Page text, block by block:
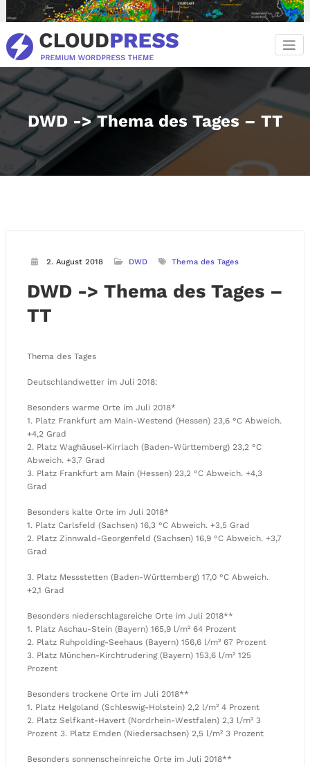
Inhalt
springen
DWD -> Thema des Tages – TT
2. August 2018 DWD Thema des Tages
DWD -> Thema des Tages –
TT
Thema des Tages
Deutschlandwetter im Juli 2018:
Besonders warme Orte im Juli 2018*
1. Platz Frankfurt am Main-Westend (Hessen) 23,6 °C Abweich.
+4,2 Grad
2. Platz Waghäusel-Kirrlach (Baden-Württemberg) 23,2 °C
Abweich. +3,7 Grad
3. Platz Frankfurt am Main (Hessen) 23,2 °C Abweich. +4,3
Grad
Besonders kalte Orte im Juli 2018*
1. Platz Carlsfeld (Sachsen) 16,3 °C Abweich. +3,5 Grad
2. Platz Zinnwald-Georgenfeld (Sachsen) 16,9 °C Abweich. +3,7
Grad
3. Platz Messstetten (Baden-Württemberg) 17,0 °C Abweich.
+2,1 Grad
Besonders niederschlagsreiche Orte im Juli 2018**
1. Platz Aschau-Stein (Bayern) 165,9 l/m² 64 Prozent
2. Platz Ruhpolding-Seehaus (Bayern) 156,6 l/m² 67 Prozent
3. Platz München-Kirchtrudering (Bayern) 153,6 l/m² 125
Prozent
Besonders trockene Orte im Juli 2018**
1. Platz Helgoland (Schleswig-Holstein) 2,2 l/m² 4 Prozent
2. Platz Selfkant-Havert (Nordrhein-Westfalen) 2,3 l/m² 3
Prozent 3. Platz Emden (Niedersachsen) 2,5 l/m² 3 Prozent
Besonders sonnenscheinreiche Orte im Juli 2018**